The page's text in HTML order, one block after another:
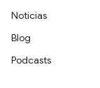
Noticias
Blog
Podcasts